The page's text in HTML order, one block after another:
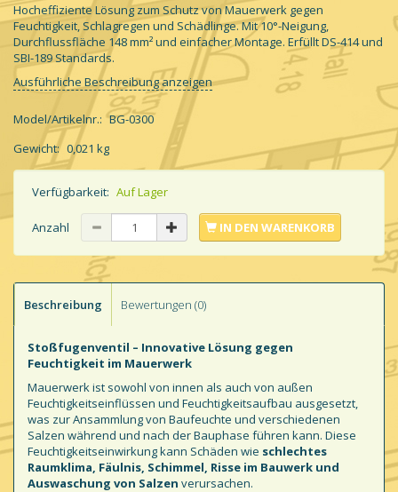
Hocheffiziente Lösung zum Schutz von Mauerwerk gegen
Feuchtigkeit, Schlagregen und Schädlinge. Mit 10°-Neigung,
Durchflussfläche 148 mm² und einfacher Montage. Erfüllt DS-414 und
SBI-189 Standards.
Ausführliche Beschreibung anzeigen
Model/Artikelnr.: BG-0300
Gewicht: 0,021 kg
Verfügbarkeit: Auf Lager
Anzahl IN DEN WARENKORB
Beschreibung Bewertungen (0)
Stoßfugenventil – Innovative Lösung gegen
Feuchtigkeit im Mauerwerk
Mauerwerk ist sowohl von innen als auch von außen
Feuchtigkeitseinflüssen und Feuchtigkeitsaufbau ausgesetzt,
was zur Ansammlung von Baufeuchte und verschiedenen
Salzen während und nach der Bauphase führen kann. Diese
Feuchtigkeitseinwirkung kann Schäden wie schlechtes
Raumklima, Fäulnis, Schimmel, Risse im Bauwerk und
Auswaschung von Salzen verursachen.